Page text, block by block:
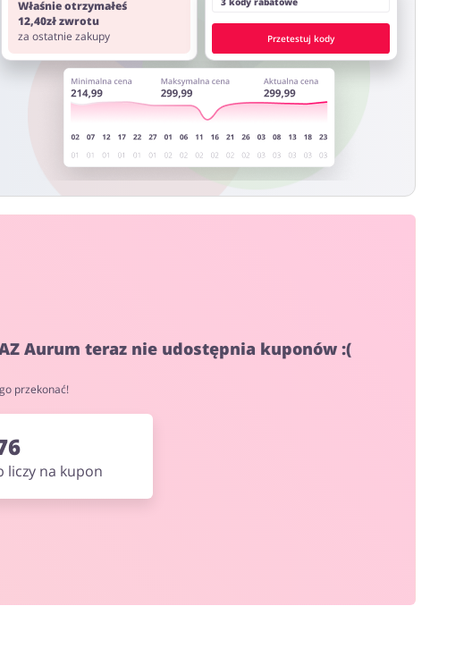
Właśnie otrzymałeś
12,40zł zwrotu
za ostatnie zakupy
Przetestuj kody
Aurum teraz nie udostępnia kuponów :(
przekonać!
liczy na kupon